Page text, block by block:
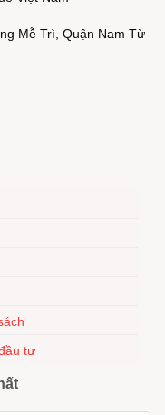
Mễ Trì, Quận Nam Từ
tư